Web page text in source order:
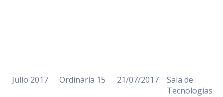
Julio 2017 Ordinaria 15 21/07/2017
Sala de
Tecnologías